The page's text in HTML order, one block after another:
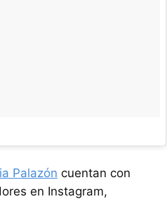
Palazón cuentan con
en Instagram,